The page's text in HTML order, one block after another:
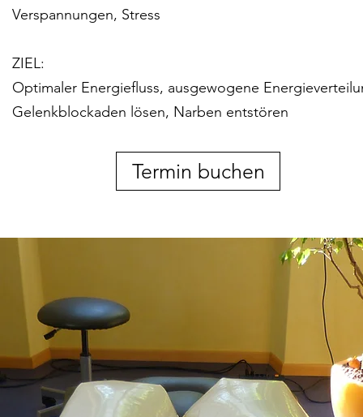
Verspannungen, Stress
ZIEL:
Optimaler Energiefluss, ausgewogene
Gelenkblockaden lösen, Narben entstören
Termin buchen